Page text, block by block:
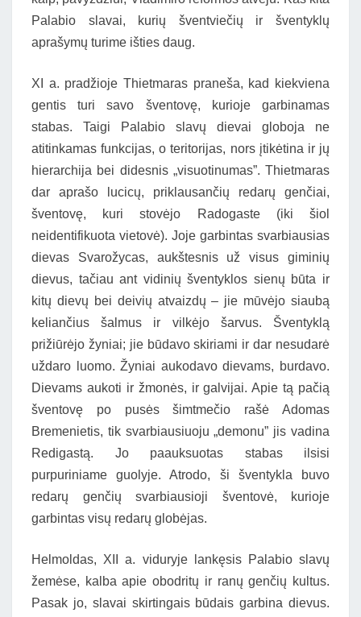
Palabio slavai, kurių šventviečių ir šventyklų
aprašymų turime išties daug.
XI a. pradžioje Thietmaras praneša, kad kiekviena
gentis turi savo šventovę, kurioje garbinamas
stabas. Taigi Palabio slavų dievai globoja ne
atitinkamas funkcijas, o teritorijas, nors įtikėtina ir jų
hierarchija bei didesnis „visuotinumas”. Thietmaras
dar aprašo lucicų, priklausančių redarų genčiai,
šventovę, kuri stovėjo Radogaste (iki šiol
neidentifikuota vietovė). Joje garbintas svarbiausias
dievas Svarožycas, aukštesnis už visus giminių
dievus, tačiau ant vidinių šventyklos sienų būta ir
kitų dievų bei deivių atvaizdų – jie mūvėjo siaubą
keliančius šalmus ir vilkėjo šarvus. Šventyklą
prižiūrėjo žyniai; jie būdavo skiriami ir dar nesudarė
uždaro luomo. Žyniai aukodavo dievams, burdavo.
Dievams aukoti ir žmonės, ir galvijai. Apie tą pačią
šventovę po pusės šimtmečio rašė Adomas
Bremenietis, tik svarbiausiuoju „demonu” jis vadina
Redigastą. Jo paauksuotas stabas ilsisi
purpuriniame guolyje. Atrodo, ši šventykla buvo
redarų genčių svarbiausioji šventovė, kurioje
garbintas visų redarų globėjas.
Helmoldas, XII a. viduryje lankęsis Palabio slavų
žemėse, kalba apie obodritų ir ranų genčių kultus.
Pasak jo, slavai skirtingais būdais garbina dievus.